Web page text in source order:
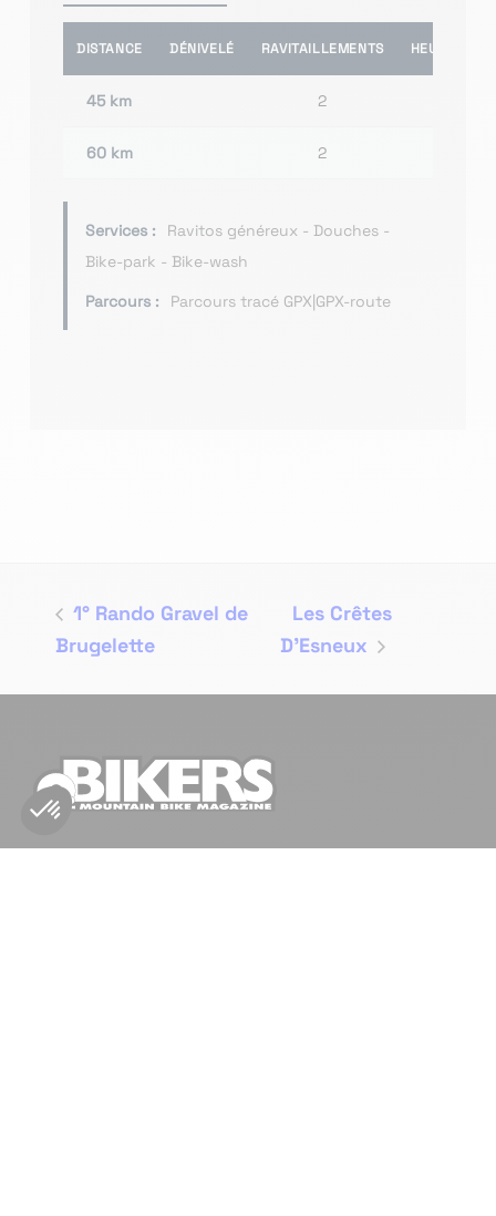
DISTANCE DÉNIVELÉ RAVITAILLEMENTS HEURE(S)
45 km 2
60 km 2
Services :
Ravitos généreux - Douches -
Bike-park - Bike-wash
Parcours :
Parcours tracé GPX|GPX-route
1° Rando Gravel de
Brugelette
Les Crêtes
D’Esneux